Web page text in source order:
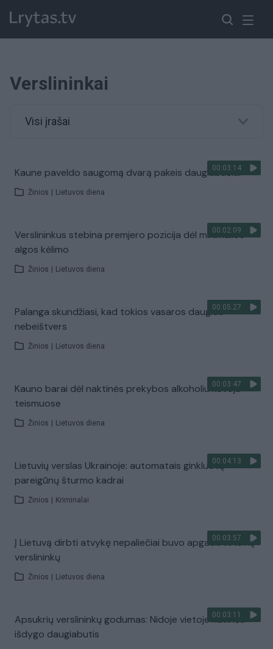
Verslininkai
Visi įrašai
00:03:14
Kaune paveldo saugomą dvarą pakeis daugiabučiai
Žinios Lietuvos diena
00:02:09
Verslininkus stebina premjero pozicija dėl minimalios
algos kėlimo
Žinios Lietuvos diena
00:05:27
Palanga skundžiasi, kad tokios vasaros daugiau
nebeištvers
Žinios Lietuvos diena
00:03:47
Kauno barai dėl naktinės prekybos alkoholiu kovoja
teismuose
Žinios Lietuvos diena
00:04:13
Lietuvių verslas Ukrainoje: automatais ginkluotų
pareigūnų šturmo kadrai
Žinios Kriminalai
00:03:57
Į Lietuvą dirbti atvykę nepaliečiai buvo apgauti lietuvių
verslininkų
Žinios Lietuvos diena
00:03:11
Apsukrių verslininkų godumas: Nidoje vietoje kavinės
išdygo daugiabutis